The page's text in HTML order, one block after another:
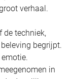
verhaal.
de techniek,
begrijpt.
in